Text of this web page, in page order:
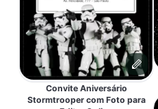
Convite Aniversário
Stormtrooper com Foto para